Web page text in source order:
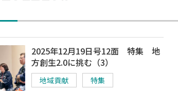
2025年12月19日号12面 特集 地
方創生2.0に挑む（3）
地域貢献 特集